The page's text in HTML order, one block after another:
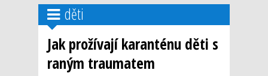
děti
Jak prožívají karanténu děti s
raným traumatem